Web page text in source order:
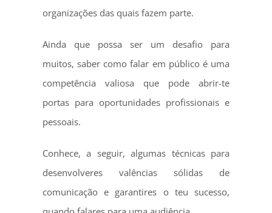
organizações das quais fazem parte.
Ainda que possa ser um desafio para
muitos, saber como falar em público é uma
competência valiosa que pode abrir-te
portas para oportunidades profissionais e
pessoais.
Conhece, a seguir, algumas técnicas para
desenvolveres valências sólidas de
comunicação e garantires o teu sucesso,